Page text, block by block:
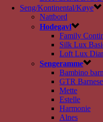
Seng/Kontinental/Køye
Nattbord
Hodegavl
Family
Silk Lux
Loft Lux
Sengeramme
Bambino
GTR
Mette
Estelle
Harmonie
Alnes